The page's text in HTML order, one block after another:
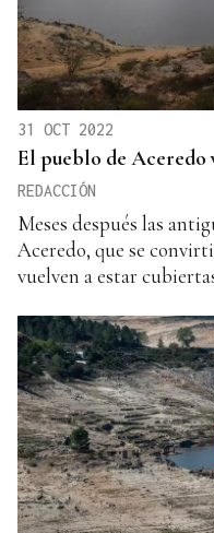
31 OCT 2022
El pueblo de Aceredo
REDACCIÓN
Meses después las
Aceredo, que se
vuelven a estar